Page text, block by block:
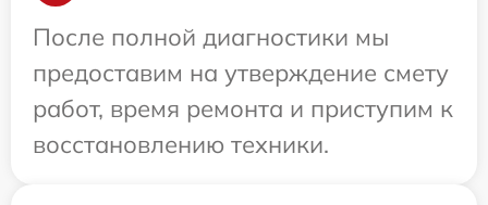
После полной диагностики мы
предоставим на утверждение смету
работ, время ремонта и приступим к
восстановлению техники.